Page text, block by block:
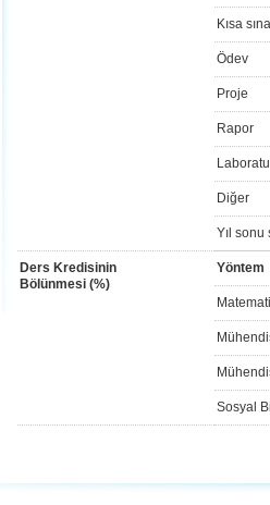
Kısa
Ödev
Proje
Rapor
Diğer
Yıl sonu
Ders Kredisinin
Bölünmesi (%)
Yöntem
Sosyal